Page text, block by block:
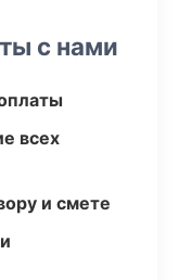
с нами
всех
и смете